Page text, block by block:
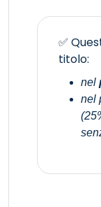
✅
titolo:
nel
nel